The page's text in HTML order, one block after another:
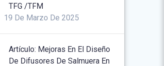
TFG /TFM
19 De Marzo De 2025
Artículo: Mejoras En El Diseño
De Difusores De Salmuera En